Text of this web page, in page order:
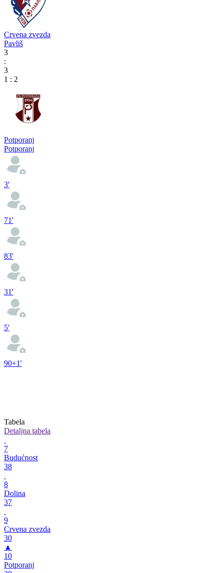
Crvena zvezda
Pavliš
3
:
3
1 : 2
Potporanj
Potporanj
3'
71'
83'
31'
5'
90+1'
Tabela
Detaljna tabela
7
Budućnost
38
8
Dolina
37
9
Crvena zvezda
30
▲
10
Potporanj